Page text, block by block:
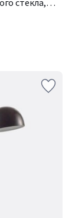
стекла,